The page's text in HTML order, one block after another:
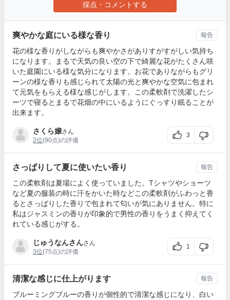
採点・コメントする
爽やかな庭にいる様な香り
花の様な香りがしながらも爽やかさがありすがすがしい気持ち
になります。まるで天気の良い空の下で綺麗な花がたくさん咲
いた庭園にいる様な気分になります。お花でありながらもグリ
ーンの様な香りも感じられて太陽の光と爽やかな空気に包まれ
て元気をもらえる様な感じがします。この柔軟剤で洗濯したシ
ーツで寝るとまるで花畑の中にいるようにぐっすり眠ることが
出来ます。
さくら嬢さん
2位(90点)の評価
3
報告
さっぱりして夏に使いたい香り
この柔軟剤は夏場によく使っていました。Tシャツやショーツ
など夏の服装の時に汗をかいた時などこの柔軟剤がふわっと香
るとさっぱりした香りで包まれて匂いが気にありません。特に
私はジャスミンの香りが印象的で男性の香りをうまく抑えてく
れている感じがする。
じゅうなんさんさん
3位(75点)の評価
1
報告
清潔な感じに仕上がります
ブルーミングブルーの香りが個性的で清潔な感じになり、白い
報告